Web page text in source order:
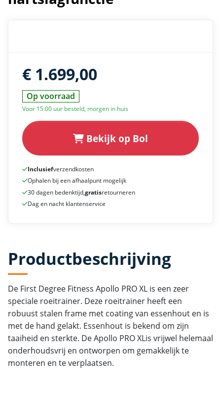
€ 1.699,00
Op voorraad
Voor 15:00 uur besteld, morgen in huis
Bekijk op Bol
Inclusiefverzendkosten
Ophalen bij een afhaalpunt mogelijk
30 dagen bedenktijd,gratisretourneren
Dag en nacht klantenservice
Productbeschrijving
De First Degree Fitness Apollo PRO XL is een zeer
speciale roeitrainer. Deze roeitrainer heeft een
robuust stalen frame met coating van essenhout en is
met de hand gelakt. Essenhout is bekend om zijn
taaiheid en sterkte. De Apollo PRO XLis vrijwel helemaal
onderhoudsvrij en ontworpen om gemakkelijk te
monteren en te verplaatsen.